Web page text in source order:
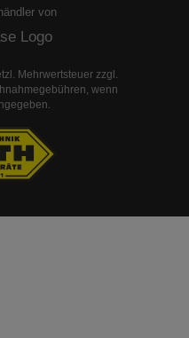
von
Mehrwertsteuer zzgl.
wenn